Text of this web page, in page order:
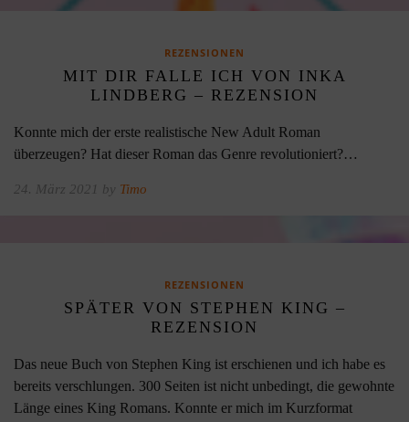
REZENSIONEN
MIT DIR FALLE ICH VON INKA
LINDBERG – REZENSION
Konnte mich der erste realistische New Adult Roman
überzeugen? Hat dieser Roman das Genre revolutioniert?…
24. März 2021 by Timo
REZENSIONEN
SPÄTER VON STEPHEN KING –
REZENSION
Das neue Buch von Stephen King ist erschienen und ich habe es
bereits verschlungen. 300 Seiten ist nicht unbedingt, die gewohnte
Länge eines King Romans. Konnte er mich im Kurzformat